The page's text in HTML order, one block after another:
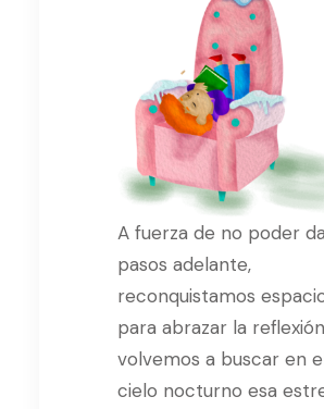
A fuerza de no poder
pasos adelante,
reconquistamos
para abrazar la
volvemos a buscar en
cielo nocturno esa